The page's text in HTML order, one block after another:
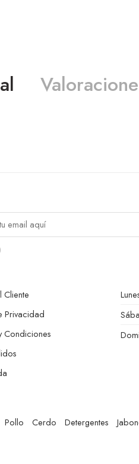
Cliente
Privacidad
Condiciones
Pollo Cerdo Detergentes